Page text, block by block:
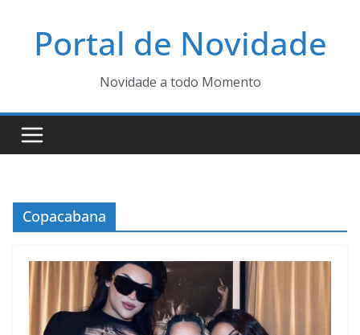
Portal de Novidade
Novidade a todo Momento
Copacabana